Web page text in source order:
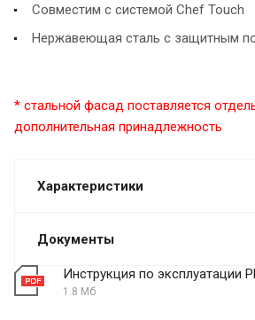
Совместим с системой Chef Touch
Нержавеющая сталь с защитным
* стальной фасад поставляется
дополнительная принадлежность
Характеристики
Документы
Инструкция по эксплуатации
1.8 Мб